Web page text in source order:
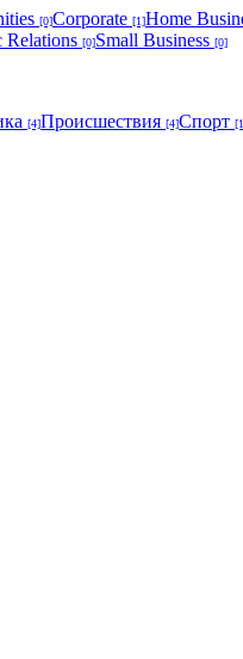
[0]Corporate [1]Home
Relations [0]Small Business [0]
[4]Происшествия [4]Спорт